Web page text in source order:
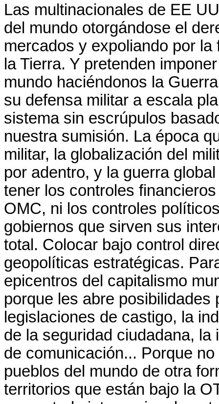
Las multinacionales de EE
del mundo otorgándose el
mercados y expoliando por
la Tierra. Y pretenden
mundo haciéndonos la
su defensa militar a escala
sistema sin escrúpulos
nuestra sumisión. La época
militar, la globalización del
por adentro, y la guerra
tener los controles
OMC, ni los controles
gobiernos que sirven sus
total. Colocar bajo control
geopolíticas estratégicas.
epicentros del capitalismo
porque les abre
legislaciones de castigo, la
de la seguridad ciudadana,
de comunicación... Porque
pueblos del mundo de otra
territorios que están bajo la